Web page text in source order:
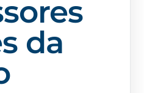
da